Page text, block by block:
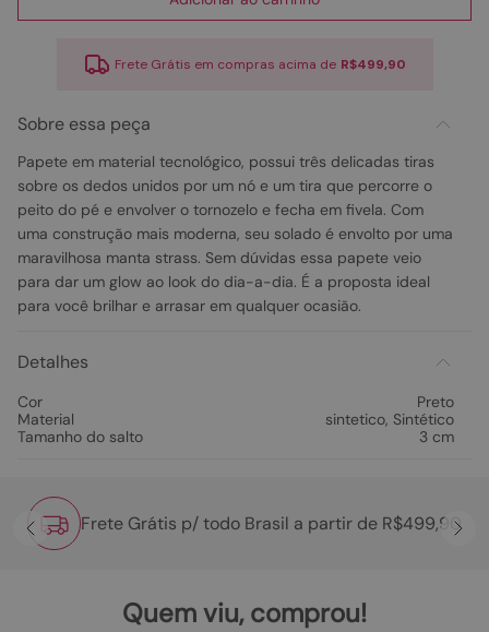
Frete Grátis em compras acima de R$499,90
Sobre essa peça
Papete em material tecnológico, possui três delicadas tiras
sobre os dedos unidos por um nó e um tira que percorre o
peito do pé e envolver o tornozelo e fecha em fivela. Com
uma construção mais moderna, seu solado é envolto por uma
maravilhosa manta strass. Sem dúvidas essa papete veio
para dar um glow ao look do dia-a-dia. É a proposta ideal
para você brilhar e arrasar em qualquer ocasião.
Detalhes
Cor
Preto
Material
sintetico, Sintético
Tamanho do salto
3 cm
Frete Grátis p/ todo Brasil a partir de R$499,90
Quem viu, comprou!